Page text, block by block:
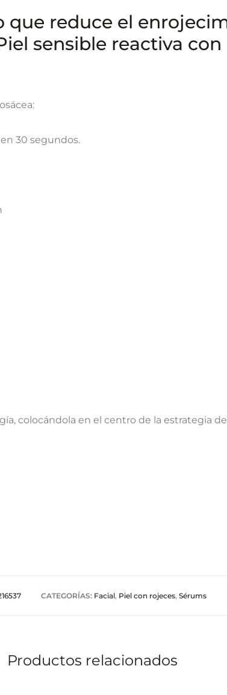
reduce el
sensible reactiva
30 segundos.
colocándola en el centro de la estrategia
CATEGORÍAS: Facial, Piel con rojeces, Sérums
Productos relacionados